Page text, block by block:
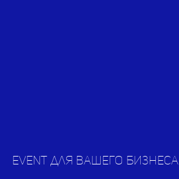
Event для вашего бизнеса